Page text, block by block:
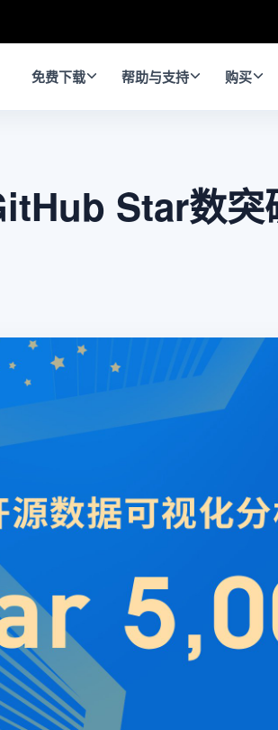
免费下载 帮助与支持 购买
Star数突